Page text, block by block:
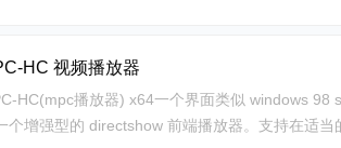
边播，提升了软件性能与用户独特的体验。软件
来更加放心可靠。
HC 视频播放器
HC(mpc播放器) x64一个界面类似 windows 98
个增强型的 directshow 前端播放器。支持在适